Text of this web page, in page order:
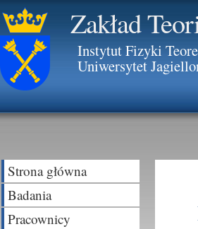
Zakład
Instytut Fizyki
Uniwersytet
Strona główna
Badania
Pracownicy